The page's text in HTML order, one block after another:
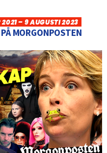
2021 – 9 AUGUSTI 2023
MORGONPOSTEN